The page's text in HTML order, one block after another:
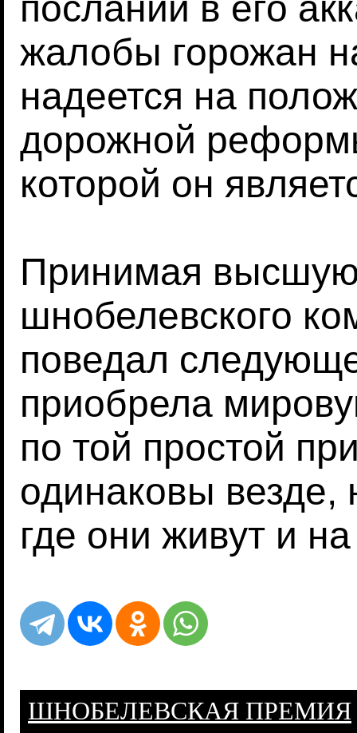
жалобы горожан
надеется на
дорожной
которой он
Принимая высшую
шнобелевского
поведал
приобрела
по той простой
одинаковы везде,
где они живут и
ШНОБЕЛЕВСКАЯ ПРЕМИЯ